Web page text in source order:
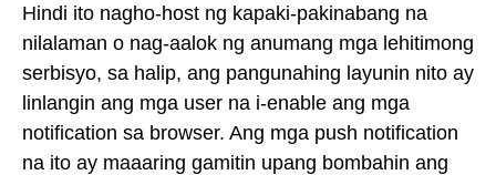
Hindi ito nagho-host ng kapaki-pakinabang na
nilalaman o nag-aalok ng anumang mga lehitimong
serbisyo, sa halip, ang pangunahing layunin nito ay
linlangin ang mga user na i-enable ang mga
notification sa browser. Ang mga push notification
na ito ay maaaring gamitin upang bombahin ang